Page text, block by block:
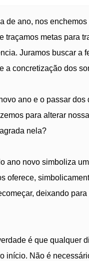
de ano, nos enchemos
traçamos metas para
Juramos buscar a
a concretização dos
ano e o passar dos
para alterar
nela?
ano novo simboliza
oferece,
deixando para
é que qualquer
início. Não é